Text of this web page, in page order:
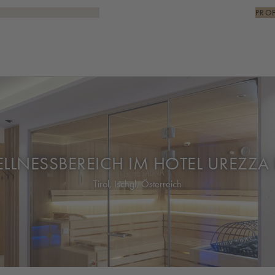
IM HOTEL
Tirol, Ischgl, Österreich